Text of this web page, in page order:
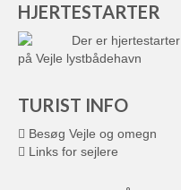
HJERTESTARTER
Der er hjertestarter
på Vejle lystbådehavn
TURIST INFO
Besøg Vejle og omegn
Links for sejlere